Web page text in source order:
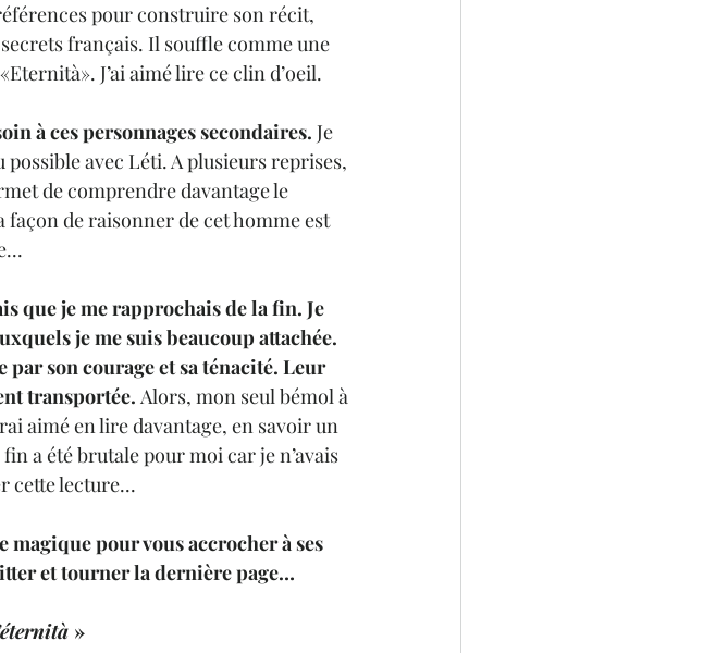
pour construire son récit,
français. Il souffle comme une
J’ai aimé lire ce clin d’oeil.
à ces personnages secondaires. Je
avec Léti. A plusieurs reprises,
de comprendre davantage le
façon de raisonner de cet homme est
que je me rapprochais de la fin. Je
je me suis beaucoup attachée.
par son courage et sa ténacité. Leur
transportée. Alors, mon seul bémol à
aimé en lire davantage, en savoir un
a été brutale pour moi car je n’avais
cette lecture...
magique pour vous accrocher à ses
et tourner la dernière page…
»